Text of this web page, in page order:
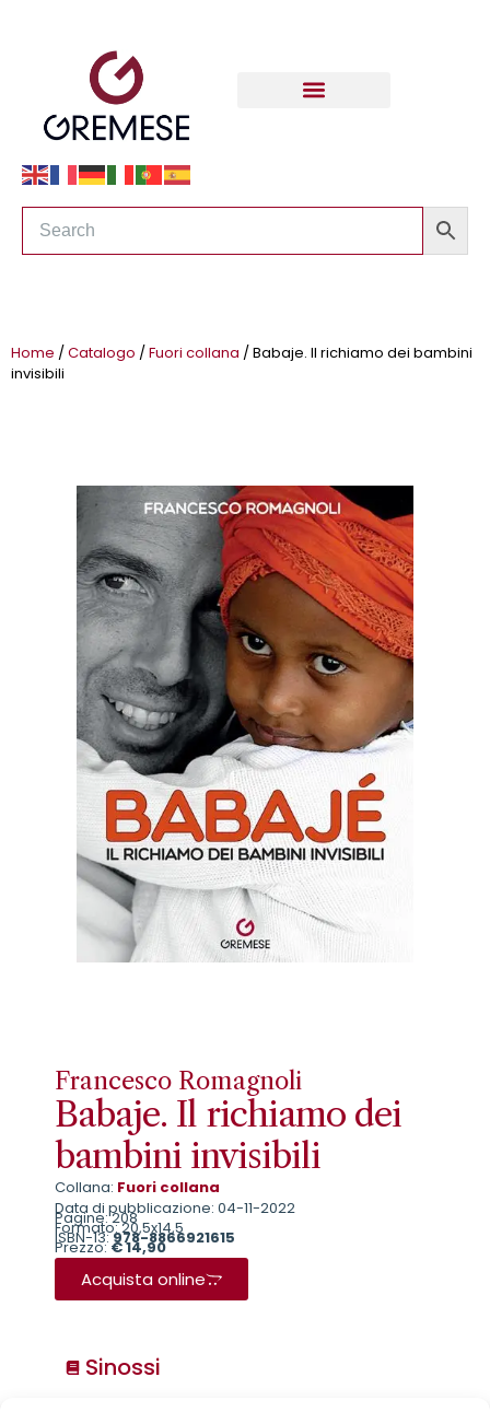
Home /Catalogo /Fuori collana / Babaje. Il richiamo dei bambini
invisibili
Francesco Romagnoli
Babaje. Il richiamo dei
bambini invisibili
Collana: Fuori collana
Data di pubblicazione: 04-11-2022
Pagine: 208
Formato: 20,5x14,5
ISBN-13:978-8866921615
Prezzo:€ 14,90
Acquista online
Sinossi